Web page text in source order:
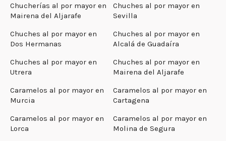
Chucherías al por mayor en
Mairena del Aljarafe
Chuches al por mayor en
Sevilla
Chuches al por mayor en
Dos Hermanas
Chuches al por mayor en
Alcalá de Guadaíra
Chuches al por mayor en
Utrera
Chuches al por mayor en
Mairena del Aljarafe
Caramelos al por mayor en
Murcia
Caramelos al por mayor en
Cartagena
Caramelos al por mayor en
Lorca
Caramelos al por mayor en
Molina de Segura